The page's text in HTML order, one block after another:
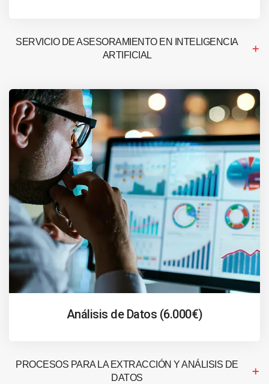
SERVICIO DE ASESORAMIENTO EN INTELIGENCIA
ARTIFICIAL
Análisis de Datos (6.000€)
PROCESOS PARA LA EXTRACCIÓN Y ANÁLISIS DE
DATOS